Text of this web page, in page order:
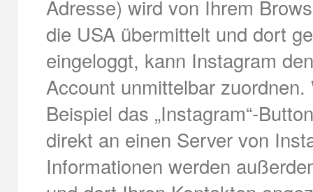
Adresse) wird von Ihrem
die USA übermittelt und dort
eingeloggt, kann Instagram
Account unmittelbar
Beispiel das „Instagram“-
direkt an einen Server von
Informationen werden